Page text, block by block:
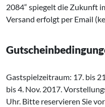
2084“ spiegelt die Zukunft
Versand erfolgt per Email
Gastspielzeitraum: 17. bis
bis 4. Nov. 2017.
Uhr. Bitte reservieren Sie